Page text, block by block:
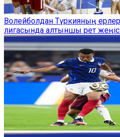
Волейболдан Түркияның
лигасында алтыншы рет